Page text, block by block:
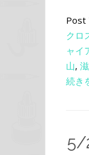
Post
クロ
ャイ
山,
続き
5/